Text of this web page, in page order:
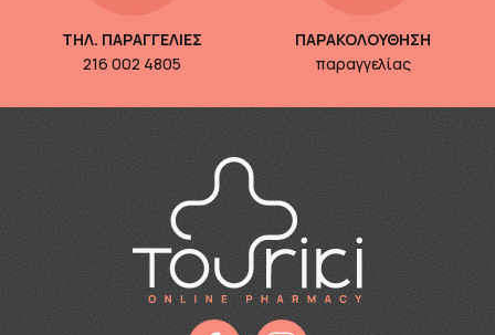
ΤΗΛ. ΠΑΡΑΓΓΕΛΙΕΣ
216 002 4805
ΠΑΡΑΚΟΛΟΥΘΗΣΗ
παραγγελίας